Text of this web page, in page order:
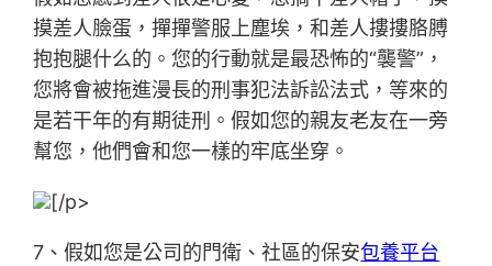
摸差人臉蛋，撣撣警服上塵埃，和差人摟摟胳膊
抱抱腿什么的。您的行動就是最恐怖的“襲警”，
您將會被拖進漫長的刑事犯法訴訟法式，等來的
是若干年的有期徒刑。假如您的親友老友在一旁
幫您，他們會和您一樣的牢底坐穿。
[/p>
7、假如您是公司的門衛、社區的保安包養平台